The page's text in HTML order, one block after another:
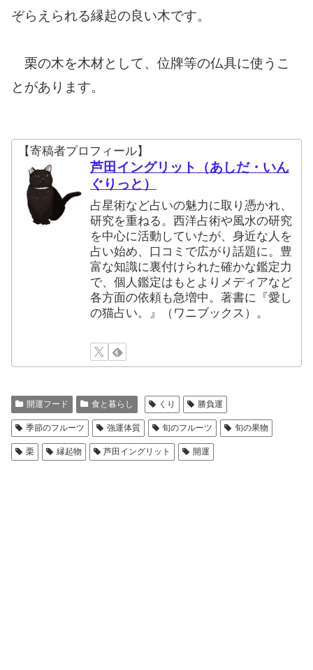
ぞらえられる縁起の良い木です。
栗の木を木材として、位牌等の仏具に使うこ
とがあります。
【寄稿者プロフィール】
芦田イングリット（あしだ・いん
ぐりっと）
占星術など占いの魅力に取り憑かれ、
研究を重ねる。西洋占術や風水の研究
を中心に活動していたが、身近な人を
占い始め、口コミで広がり話題に。豊
富な知識に裏付けられた確かな鑑定力
で、個人鑑定はもとよりメディアなど
各方面の依頼も急増中。著書に『愛し
の猫占い。』（ワニブックス）。
開運フード 食と暮らし くり 勝負運
季節のフルーツ 強運体質 旬のフルーツ 旬の果物
栗 縁起物 芦田イングリット 開運